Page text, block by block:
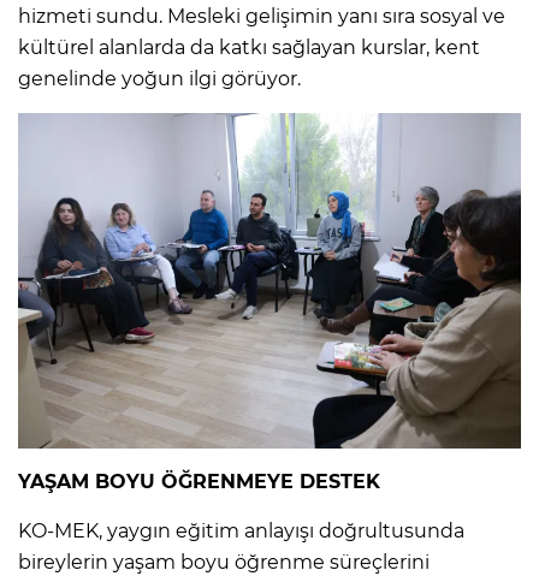
hizmeti sundu. Mesleki gelişimin yanı sıra sosyal ve
kültürel alanlarda da katkı sağlayan kurslar, kent
genelinde yoğun ilgi görüyor.
YAŞAM BOYU ÖĞRENMEYE DESTEK
KO-MEK, yaygın eğitim anlayışı doğrultusunda
bireylerin yaşam boyu öğrenme süreçlerini